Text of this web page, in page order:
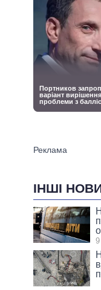
ІНШІ